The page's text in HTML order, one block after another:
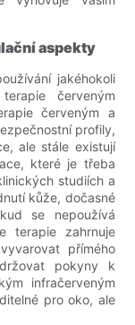
aspekty
jakéhokoli
červeným
červeným a
profily,
ale stále existují
které je třeba
studiích a
kůže, dočasné
se nepoužívá
terapie zahrnuje
přímého
pokyny k
infračerveným
pro oko, ale